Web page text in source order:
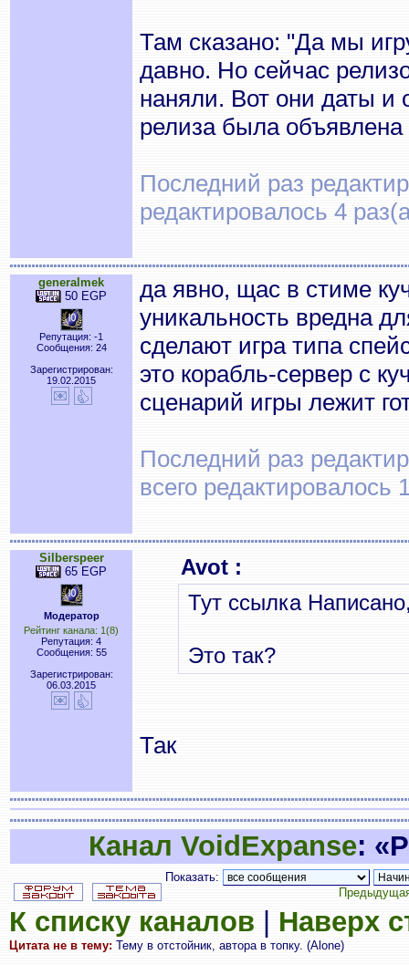
Там сказано: "Да мы
давно. Но сейчас
наняли. Вот они даты и
релиза была объявлена
Последний раз
редактировалось 4
generalmek
50 EGP
Репутация: -1
Сообщения: 24
Зарегистрирован:
19.02.2015
да явно, щас в стиме
уникальность вредна
сделают игра типа
это корабль-сервер с
сценарий игры лежит
Последний раз
всего редактировалось
Silberspeer
65 EGP
Модератор
Рейтинг канала: 1(8)
Репутация: 4
Сообщения: 55
Зарегистрирован:
06.03.2015
Avot :
Тут ссылка
Это так?
Так
Канал VoidExpanse:
Показать:
К списку каналов Наверх
Цитата не в тему: Тему в отстойник, автора в топку. (Alone)